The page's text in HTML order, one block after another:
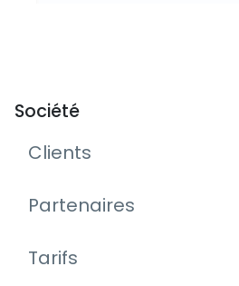
Société
Clients
Partenaires
Tarifs